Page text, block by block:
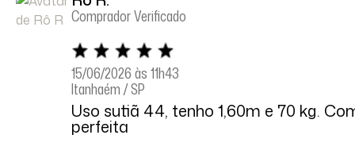
Comprador Verificado
15/06/2026 às 11h43
Itanhaém / SP
Uso sutiã 44, tenho 1,60m e 70 kg.
perfeita